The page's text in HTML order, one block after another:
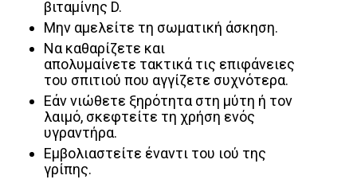
βιταμίνης D.
Μην αμελείτε τη σωματική άσκηση.
Να καθαρίζετε και
απολυμαίνετε τακτικά τις επιφάνειες
του σπιτιού που αγγίζετε συχνότερα.
Εάν νιώθετε ξηρότητα στη μύτη ή τον
λαιμό, σκεφτείτε τη χρήση ενός
υγραντήρα.
Εμβολιαστείτε έναντι του ιού της
γρίπης.